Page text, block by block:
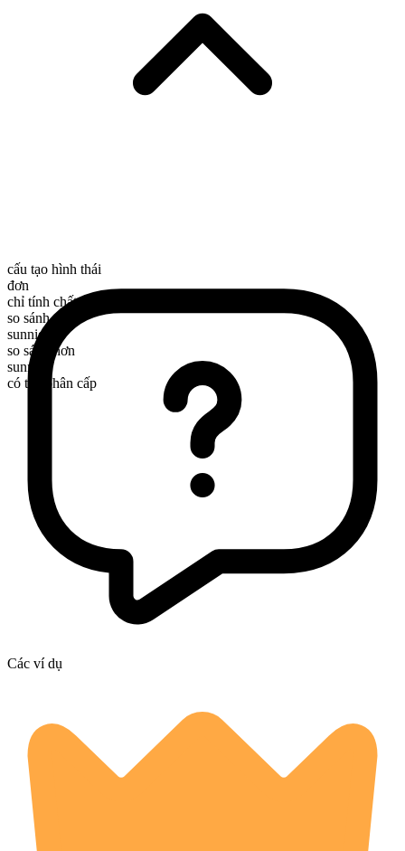
cấu tạo hình thái
đơn
chỉ tính chất
so sánh nhất
sunniest
so sánh hơn
sunnier
có thể phân cấp
Các ví dụ